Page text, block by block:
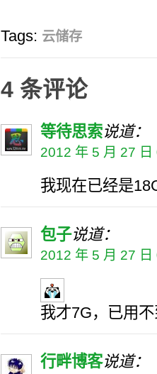
Tags: 云储存
4 条评论
等待思索说道：
2012 年 5 月 27 日
我现在已经是
包子说道：
2012 年 5 月 27 日
我才7G，已用
行畔博客说道：